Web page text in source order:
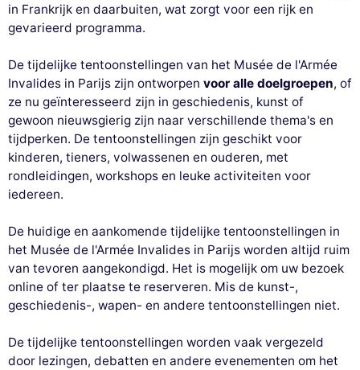
in Frankrijk en daarbuiten, wat zorgt voor een rijk en
gevarieerd programma.
De tijdelijke tentoonstellingen van het Musée de l'Armée
Invalides in Parijs zijn ontworpen voor alle doelgroepen, of
ze nu geïnteresseerd zijn in geschiedenis, kunst of
gewoon nieuwsgierig zijn naar verschillende thema's en
tijdperken. De tentoonstellingen zijn geschikt voor
kinderen, tieners, volwassenen en ouderen, met
rondleidingen, workshops en leuke activiteiten voor
iedereen.
De huidige en aankomende tijdelijke tentoonstellingen in
het Musée de l'Armée Invalides in Parijs worden altijd ruim
van tevoren aangekondigd. Het is mogelijk om uw bezoek
online of ter plaatse te reserveren. Mis de kunst-,
geschiedenis-, wapen- en andere tentoonstellingen niet.
De tijdelijke tentoonstellingen worden vaak vergezeld
door lezingen, debatten en andere evenementen om het